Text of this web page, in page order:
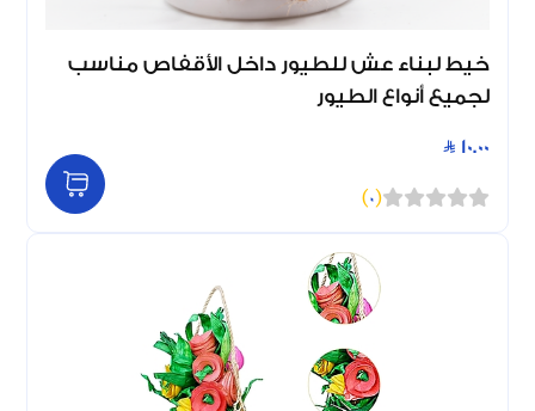
خيط لبناء عش للطيور داخل الأقفاص مناسب
لجميع أنواع الطيور
10.00
(
0
)